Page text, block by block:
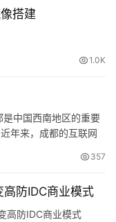
搭建
1.0K
中国西南地区的重要
年来，成都的互联网
357
防IDC商业模式
高防IDC商业模式